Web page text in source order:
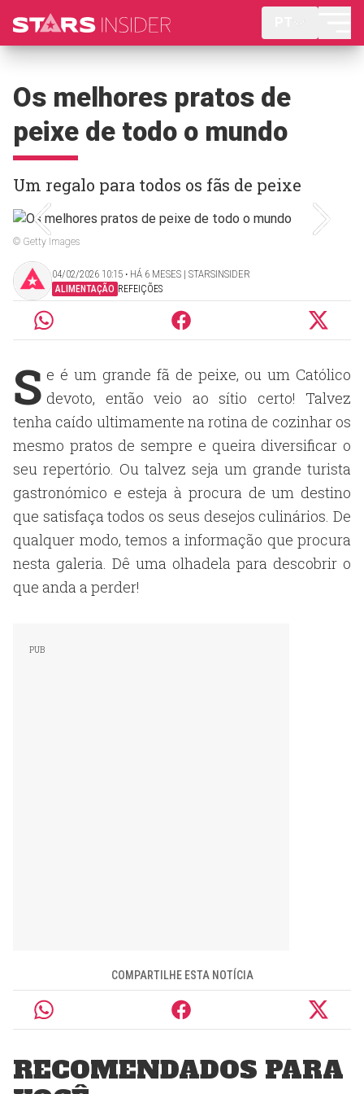
Os melhores pratos de
peixe de todo o mundo
Um regalo para todos os fãs de peixe
© Getty Images
04/02/2026 10:15 ‧ HÁ 6 MESES | STARSINSIDER
ALIMENTAÇÃO REFEIÇÕES
S e é um grande fã de peixe, ou um Católico
devoto, então veio ao sítio certo! Talvez
tenha caído ultimamente na rotina de cozinhar os
mesmo pratos de sempre e queira diversificar o
seu repertório. Ou talvez seja um grande turista
gastronómico e esteja à procura de um destino
que satisfaça todos os seus desejos culinários. De
qualquer modo, temos a informação que procura
nesta galeria. Dê uma olhadela para descobrir o
que anda a perder!
COMPARTILHE ESTA NOTÍCIA
RECOMENDADOS PARA